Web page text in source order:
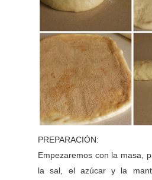
PREPARACIÓN:
Empezaremos con la masa,
la sal, el azúcar y la